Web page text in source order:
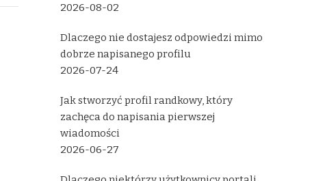
2026-08-02
Dlaczego nie dostajesz odpowiedzi mimo
dobrze napisanego profilu
2026-07-24
Jak stworzyć profil randkowy, który
zachęca do napisania pierwszej
wiadomości
2026-06-27